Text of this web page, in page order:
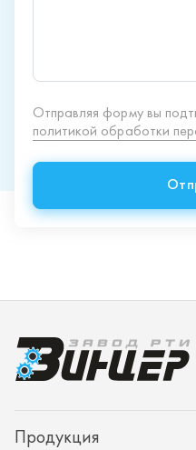
Спецпредложения
Доставка и оплата